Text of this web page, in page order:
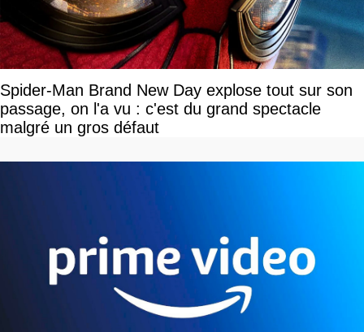
Spider-Man Brand New Day explose tout sur son
passage, on l'a vu : c'est du grand spectacle
malgré un gros défaut